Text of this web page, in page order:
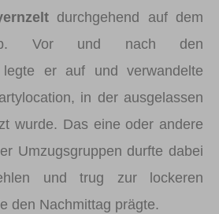
durchgehend auf dem
Vor und nach den
legte er auf und verwandelte
in der ausgelassen
wurde. Das eine oder andere
Umzugsgruppen durfte dabei
und trug zur lockeren
den Nachmittag prägte.